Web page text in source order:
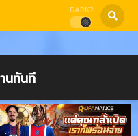
DARK?
นทันที